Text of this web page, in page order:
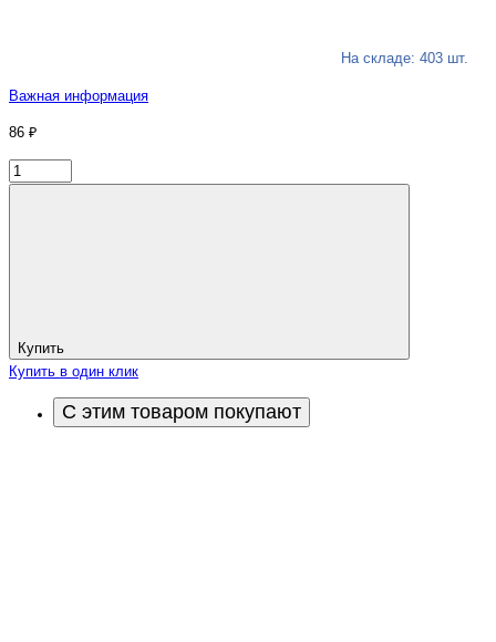
На складе: 403 шт.
Важная информация
86 ₽
Купить
Купить в один клик
С этим товаром покупают